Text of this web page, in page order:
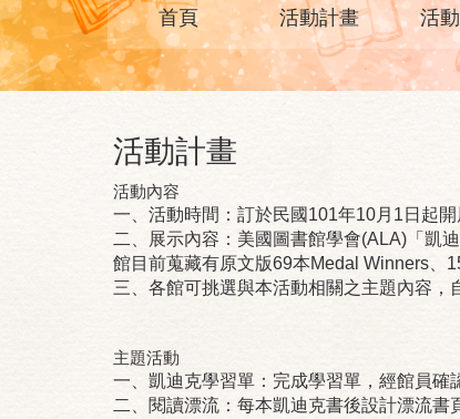
首頁 活動計畫 活
活動計畫
活動內容
一、活動時間：訂於民國101年10月1日起
二、展示內容：美國圖書館學會(ALA)「凱
館目前蒐藏有原文版69本Medal Winners、
三、各館可挑選與本活動相關之主題內容，
主題活動
一、凱迪克學習單：完成學習單，經館員確
二、閱讀漂流：每本凱迪克書後設計漂流